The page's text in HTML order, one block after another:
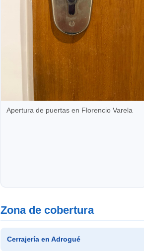
Apertura de puertas en Florencio Varela
Zona de cobertura
Cerrajería en Adrogué